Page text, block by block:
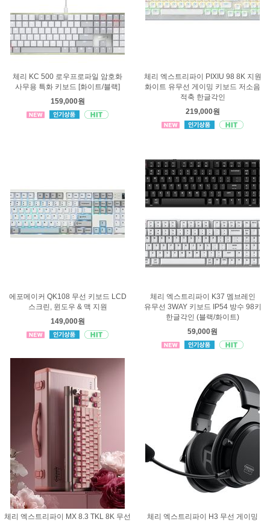
체리 KC 500 로우프로파일 암호화
사무용 특화 키보드 [화이트/블랙]
159,000원
체리 엑스트리파이 PIXIU 98 8K 지원
화이트 유무선 게이밍 키보드 저소음
적축 한글각인
219,000원
에포메이커 QK108 무선 키보드 LCD
스크린, 윈도우 & 맥 지원
149,000원
체리 엑스트리파이 K37 멤브레인
유무선 3WAY 키보드 IP54 방수 98키
한글각인 (블랙/화이트)
59,000원
체리 엑스트리파이 MX 8.3 TKL 8K 무선
체리 엑스트리파이 H3 무선 게이밍